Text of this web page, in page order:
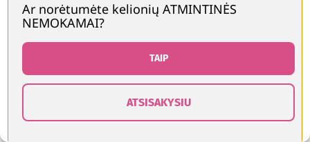
Neigti
Peržiūrėti nuostatas
Žinai įdomių idėjų ar renginių? Papildyk!
Parašyk mumsčia.
Ar norėtumėte kelionių ATMINTINĖS
NEMOKAMAI?
TAIP
ATSISAKYSIU